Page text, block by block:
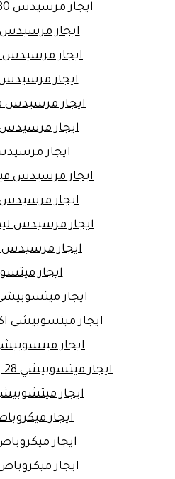
ايجار مرسيدس c180 بالقاهرة
ايجار مرسيدس
ايجار
ايجار مرسيدس
ايجار مرسيدس
ايجار
ايجار
ايجار مرسيدس
ايجار مرسيدس
ايجار مرسيدس
ايجار
ايجار
ايجار
ايجار ميتسوبيشى
ايجار ميتسوبيشي 28
ايجار ميتسوبيشي 28 راكب للانتقالات
ايجار
ايجار
ايجار
ايجار